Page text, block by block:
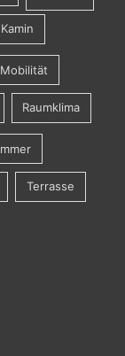
Kamin
Mobilität
Raumklima
Terrasse